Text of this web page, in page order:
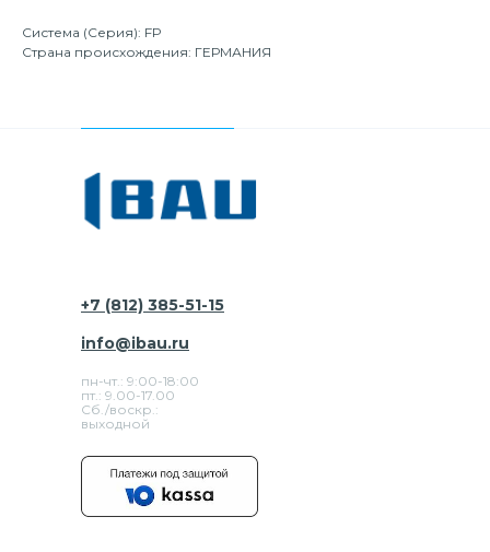
Система (Серия): FP
Страна происхождения: ГЕРМАНИЯ
+7 (812) 385-51-15
пн-чт.: 9:00-18:00
пт.: 9.00-17.00
Сб./воскр.:
выходной
info@ibau.ru